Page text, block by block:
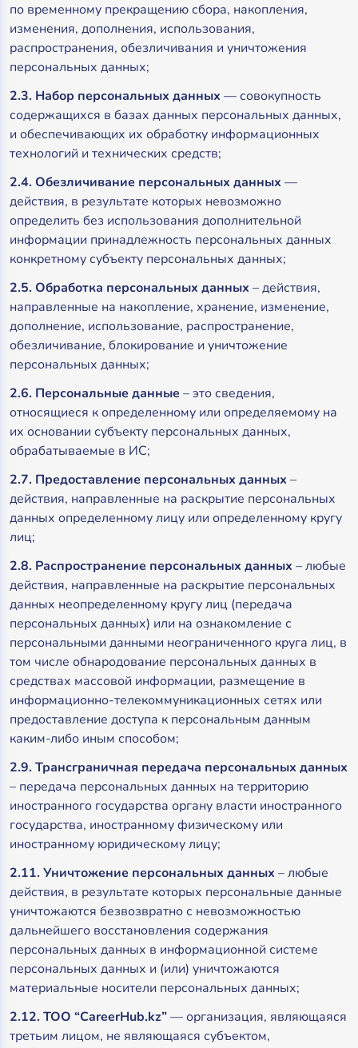
по временному прекращению сбора, накопления,
изменения, дополнения, использования,
распространения, обезличивания и уничтожения
персональных данных;
2.3. Набор персональных данных — совокупность
содержащихся в базах данных персональных данных,
и обеспечивающих их обработку информационных
технологий и технических средств;
2.4. Обезличивание персональных данных —
действия, в результате которых невозможно
определить без использования дополнительной
информации принадлежность персональных данных
конкретному субъекту персональных данных;
2.5. Обработка персональных данных – действия,
направленные на накопление, хранение, изменение,
дополнение, использование, распространение,
обезличивание, блокирование и уничтожение
персональных данных;
2.6. Персональные данные– это сведения,
относящиеся к определенному или определяемому на
их основании субъекту персональных данных,
обрабатываемые в ИС;
2.7. Предоставление персональных данных –
действия, направленные на раскрытие персональных
данных определенному лицу или определенному кругу
лиц;
2.8. Распространение персональных данных – любые
действия, направленные на раскрытие персональных
данных неопределенному кругу лиц (передача
персональных данных) или на ознакомление с
персональными данными неограниченного круга лиц, в
том числе обнародование персональных данных в
средствах массовой информации, размещение в
информационно-телекоммуникационных сетях или
предоставление доступа к персональным данным
каким-либо иным способом;
2.9. Трансграничная передача персональных данных
– передача персональных данных на территорию
иностранного государства органу власти иностранного
государства, иностранному физическому или
иностранному юридическому лицу;
2.11. Уничтожение персональных данных – любые
действия, в результате которых персональные данные
уничтожаются безвозвратно с невозможностью
дальнейшего восстановления содержания
персональных данных в информационной системе
персональных данных и (или) уничтожаются
материальные носители персональных данных;
2.12. ТОО “CareerHub.kz”— организация, являющаяся
третьим лицом, не являющаяся субъектом,